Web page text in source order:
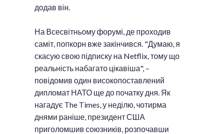
додав він.
На Всесвітньому форумі, де проходив
саміт, попкорн вже закінчився. "Думаю, я
скасую свою підписку на Netflix, тому що
реальність набагато цікавіша", –
повідомив один високопоставлений
дипломат НАТО ще до початку дня. Як
нагадує The Times, у неділю, чотирма
днями раніше, президент США
приголомшив союзників, розпочавши